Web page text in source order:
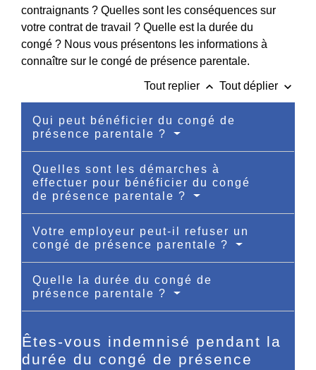
contraignants ? Quelles sont les conséquences sur
votre contrat de travail ? Quelle est la durée du
congé ? Nous vous présentons les informations à
connaître sur le congé de présence parentale.
Tout replier keyboard_arrow_up Tout déplier keyboard_arrow_down
Qui peut bénéficier du congé de
présence parentale ?
Quelles sont les démarches à
effectuer pour bénéficier du congé
de présence parentale ?
Votre employeur peut-il refuser un
congé de présence parentale ?
Quelle la durée du congé de
présence parentale ?
Êtes-vous indemnisé pendant la
durée du congé de présence